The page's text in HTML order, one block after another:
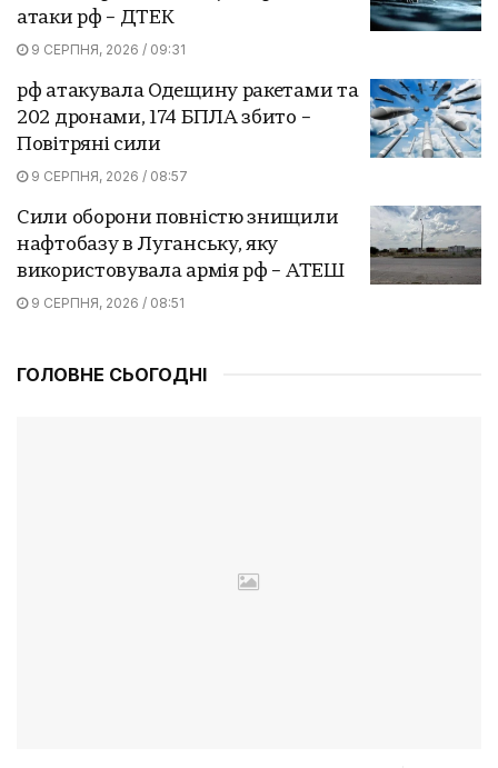
атаки рф – ДТЕК
9 СЕРПНЯ, 2026 / 09:31
рф атакувала Одещину ракетами та
202 дронами, 174 БПЛА збито –
Повітряні сили
9 СЕРПНЯ, 2026 / 08:57
Сили оборони повністю знищили
нафтобазу в Луганську, яку
використовувала армія рф – АТЕШ
9 СЕРПНЯ, 2026 / 08:51
ГОЛОВНЕ СЬОГОДНІ